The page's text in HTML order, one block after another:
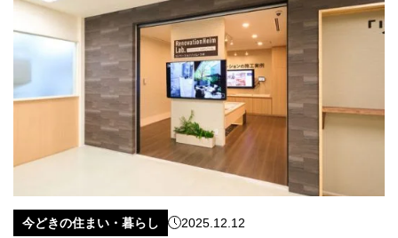
今どきの住まい・暮らし 2025.12.12